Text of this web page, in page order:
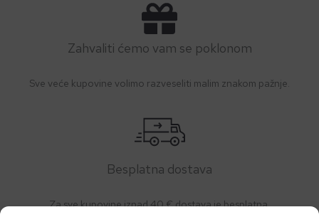
Zahvaliti ćemo vam se poklonom
Sve veće kupovine volimo razveseliti malim znakom pažnje.
Besplatna dostava
Za sve kupovine iznad 40 € dostava je besplatna.